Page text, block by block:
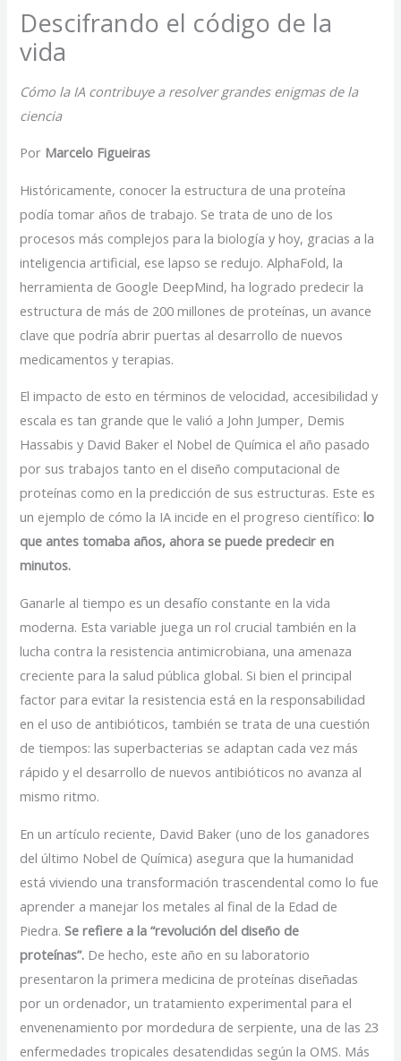
Descifrando el código de la
vida
Cómo la IA contribuye a resolver grandes enigmas de la
ciencia
Por Marcelo Figueiras
Históricamente, conocer la estructura de una proteína
podía tomar años de trabajo. Se trata de uno de los
procesos más complejos para la biología y hoy, gracias a la
inteligencia artificial, ese lapso se redujo. AlphaFold, la
herramienta de Google DeepMind, ha logrado predecir la
estructura de más de 200 millones de proteínas, un avance
clave que podría abrir puertas al desarrollo de nuevos
medicamentos y terapias.
El impacto de esto en términos de velocidad, accesibilidad y
escala es tan grande que le valió a John Jumper, Demis
Hassabis y David Baker el Nobel de Química el año pasado
por sus trabajos tanto en el diseño computacional de
proteínas como en la predicción de sus estructuras. Este es
un ejemplo de cómo la IA incide en el progreso científico:lo
que antes tomaba años, ahora se puede predecir en
minutos.
Ganarle al tiempo es un desafío constante en la vida
moderna. Esta variable juega un rol crucial también en la
lucha contra la resistencia antimicrobiana, una amenaza
creciente para la salud pública global. Si bien el principal
factor para evitar la resistencia está en la responsabilidad
en el uso de antibióticos, también se trata de una cuestión
de tiempos: las superbacterias se adaptan cada vez más
rápido y el desarrollo de nuevos antibióticos no avanza al
mismo ritmo.
En un artículo reciente, David Baker (uno de los ganadores
del último Nobel de Química) asegura que la humanidad
está viviendo una transformación trascendental como lo fue
aprender a manejar los metales al final de la Edad de
Piedra.Se refiere a la “revolución del diseño de
proteínas”. De hecho, este año en su laboratorio
presentaron la primera medicina de proteínas diseñadas
por un ordenador, un tratamiento experimental para el
envenenamiento por mordedura de serpiente, una de las 23
enfermedades tropicales desatendidas según la OMS. Más